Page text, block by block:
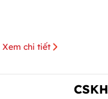
Xem chi tiết
CSKH